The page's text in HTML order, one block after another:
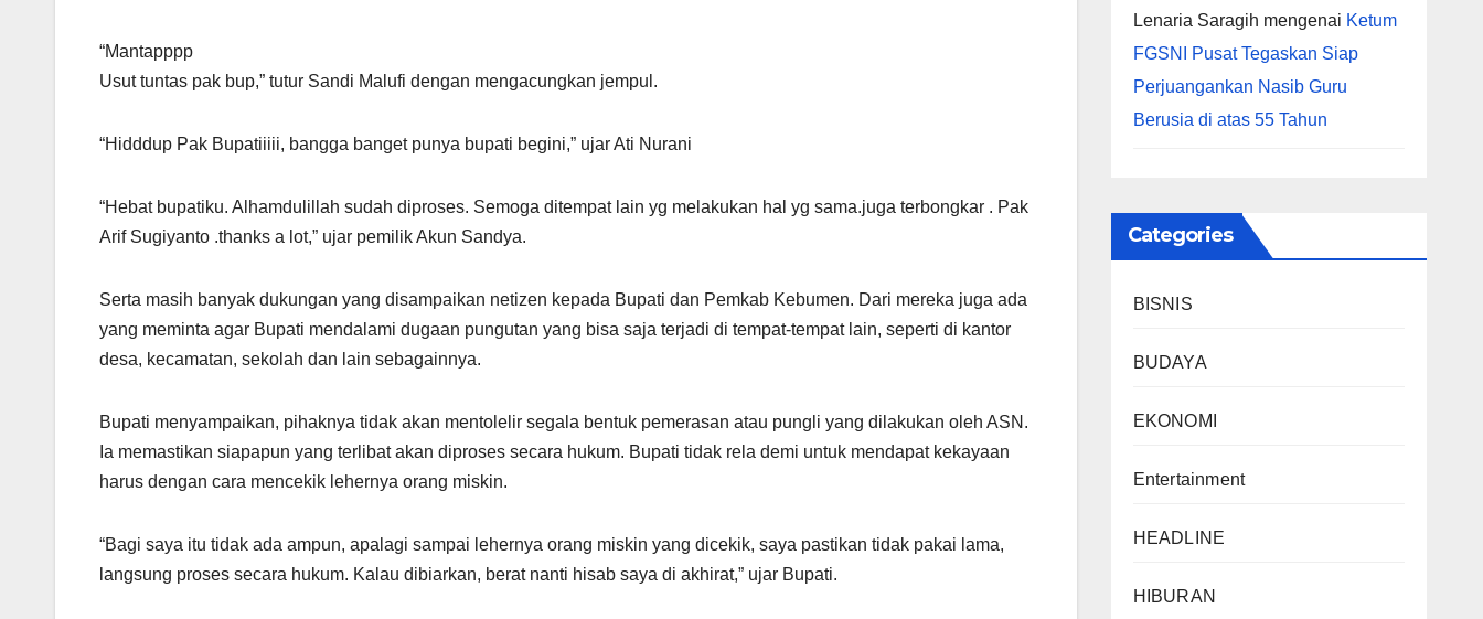
“Mantapppp
Usut tuntas pak bup,” tutur Sandi Malufi dengan mengacungkan jempul.
“Hidddup Pak Bupatiiiii, bangga banget punya bupati begini,” ujar Ati Nurani
“Hebat bupatiku. Alhamdulillah sudah diproses. Semoga ditempat lain yg melakukan hal yg sama.juga terbongkar . Pak
Arif Sugiyanto .thanks a lot,” ujar pemilik Akun Sandya.
Serta masih banyak dukungan yang disampaikan netizen kepada Bupati dan Pemkab Kebumen. Dari mereka juga ada
yang meminta agar Bupati mendalami dugaan pungutan yang bisa saja terjadi di tempat-tempat lain, seperti di kantor
desa, kecamatan, sekolah dan lain sebagainnya.
Bupati menyampaikan, pihaknya tidak akan mentolelir segala bentuk pemerasan atau pungli yang dilakukan oleh ASN.
Ia memastikan siapapun yang terlibat akan diproses secara hukum. Bupati tidak rela demi untuk mendapat kekayaan
harus dengan cara mencekik lehernya orang miskin.
“Bagi saya itu tidak ada ampun, apalagi sampai lehernya orang miskin yang dicekik, saya pastikan tidak pakai lama,
langsung proses secara hukum. Kalau dibiarkan, berat nanti hisab saya di akhirat,” ujar Bupati.
Lenaria Saragih mengenai Ketum
FGSNI Pusat Tegaskan Siap
Perjuangankan Nasib Guru
Berusia di atas 55 Tahun
Categories
BISNIS
BUDAYA
EKONOMI
Entertainment
HEADLINE
HIBURAN